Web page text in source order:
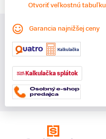
Otvoriť veľkostnú tabuľku
Garancia najnižšej ceny
Kalkulačka splátok